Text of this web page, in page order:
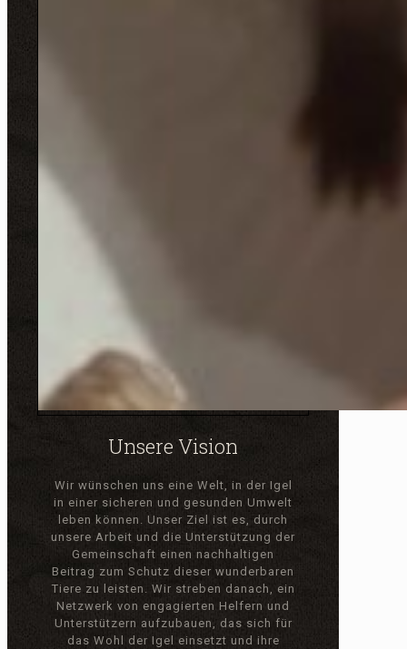
Unsere Vision
Wir wünschen uns eine Welt, in der Igel
in einer sicheren und gesunden Umwelt
leben können. Unser Ziel ist es, durch
unsere Arbeit und die Unterstützung der
Gemeinschaft einen nachhaltigen
Beitrag zum Schutz dieser wunderbaren
Tiere zu leisten. Wir streben danach, ein
Netzwerk von engagierten Helfern und
Unterstützern aufzubauen, das sich für
das Wohl der Igel einsetzt und ihre